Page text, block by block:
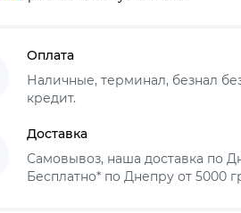
Оплата
Наличные, терминал, безнал
кредит.
Доставка
Самовывоз, наша доставка по
Бесплатно* по Днепру от 5000